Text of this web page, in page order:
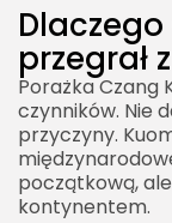
przegrał
Porażka Czang
czynników. Nie
przyczyny.
początkową,
kontynentem.